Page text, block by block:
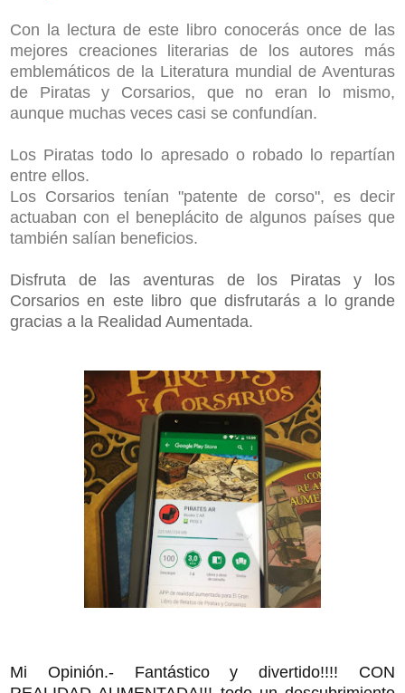
Con la lectura de este libro conocerás once de las
mejores creaciones literarias de los autores más
emblemáticos de la Literatura mundial de Aventuras
de Piratas y Corsarios, que no eran lo mismo,
aunque muchas veces casi se confundían.
Los Piratas todo lo apresado o robado lo repartían
entre ellos.
Los Corsarios tenían "patente de corso", es decir
actuaban con el beneplácito de algunos países que
también salían beneficios.
Disfruta de las aventuras de los Piratas y los
Corsarios en este libro que disfrutarás a lo grande
gracias a la Realidad Aumentada.
Mi Opinión.- Fantástico y divertido!!!! CON